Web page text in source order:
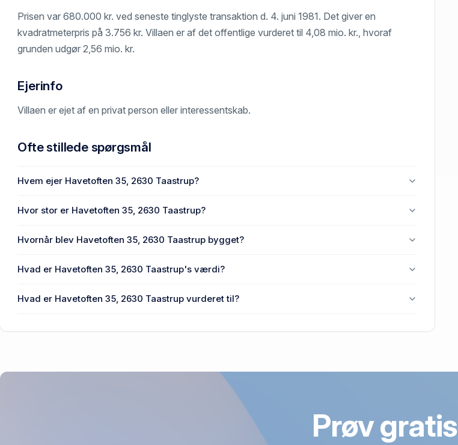
Prisen var 680.000 kr. ved seneste tinglyste transaktion d. 4. juni 1981. Det giver en
kvadratmeterpris på 3.756 kr. Villaen er af det offentlige vurderet til 4,08 mio. kr., hvoraf
grunden udgør 2,56 mio. kr.
Ejerinfo
Villaen er ejet af en privat person eller interessentskab.
Ofte stillede spørgsmål
Hvem ejer Havetoften 35, 2630 Taastrup?
Hvor stor er Havetoften 35, 2630 Taastrup?
Hvornår blev Havetoften 35, 2630 Taastrup bygget?
Hvad er Havetoften 35, 2630 Taastrup's værdi?
Hvad er Havetoften 35, 2630 Taastrup vurderet til?
Prøv gratis